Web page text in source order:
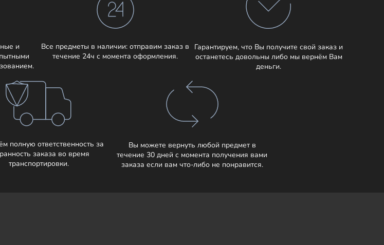
и
Все предметы в наличии: отправим заказ в
течение 24ч с момента оформления.
Гарантируем, что Вы получите свой заказ и
останетесь довольны либо мы вернём Вам
деньги.
полную ответственность за
заказа во время
транспортировки.
Вы можете вернуть любой предмет в
течение 30 дней с момента получения вами
заказа если вам что-либо не понравится.